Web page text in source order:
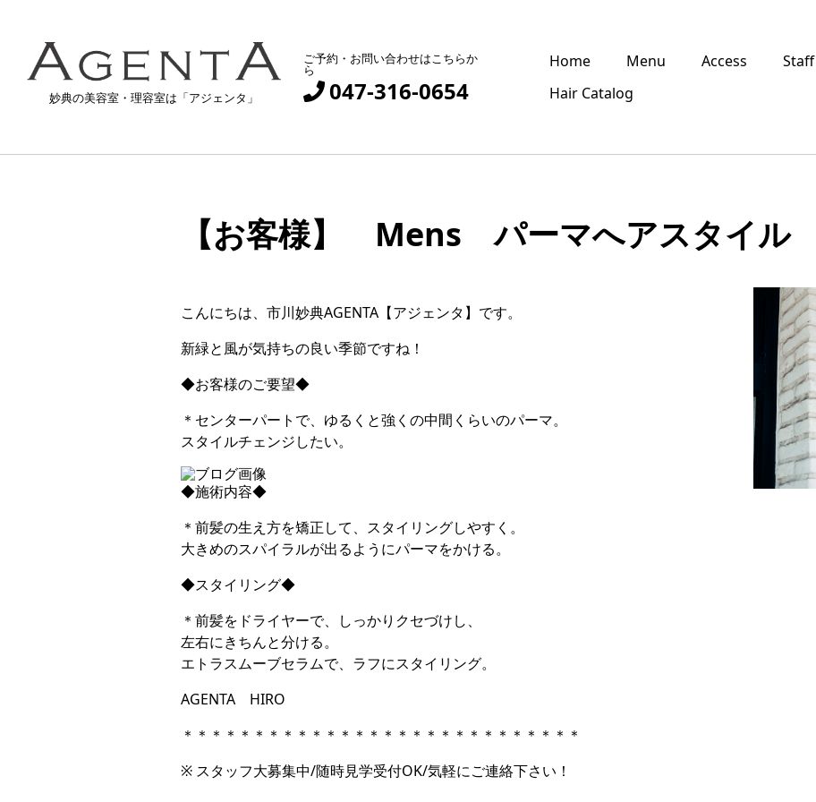
妙典の美容室・理容室は「アジェンタ」
ご予約・お問い合わせはこちらか
ら
047-316-0654
Home Menu Access Staff
Hair Catalog
【お客様】 Mens パーマへアスタイル
こんにちは、市川妙典AGENTA【アジェンタ】です。
新緑と風が気持ちの良い季節ですね！
◆お客様のご要望◆
＊センターパートで、ゆるくと強くの中間くらいのパーマ。
スタイルチェンジしたい。
◆施術内容◆
＊前髪の生え方を矯正して、スタイリングしやすく。
大きめのスパイラルが出るようにパーマをかける。
◆スタイリング◆
＊前髪をドライヤーで、しっかりクセづけし、
左右にきちんと分ける。
エトラスムーブセラムで、ラフにスタイリング。
AGENTA HIRO
＊＊＊＊＊＊＊＊＊＊＊＊＊＊＊＊＊＊＊＊＊＊＊＊＊＊＊＊
※ スタッフ大募集中/随時見学受付OK/気軽にご連絡下さい！